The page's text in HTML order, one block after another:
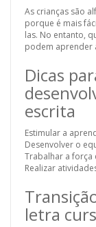
As crianças são
porque é mais
las. No entanto,
podem aprender
Dicas
escrita
Estimular a
Desenvolver o
Trabalhar a força
Realizar
letra